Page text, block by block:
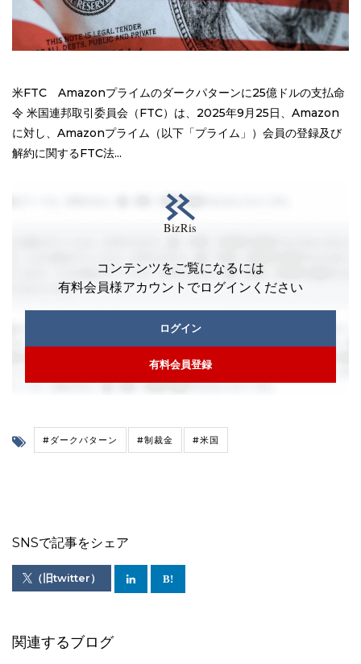
米FTC Amazonプライムのダークパターンに25億ドルの支払命
令 米国連邦取引委員会（FTC）は、2025年9月25日、Amazon
に対し、Amazonプライム（以下「プライム」）会員の登録及び
解約に関するFTC法...
コンテンツをご覧になるには
有料会員様アカウントでログインください
ログイン
有料会員登録
#ダークパターン #制裁金 #米国
SNSで記事をシェア
（旧twitter）
関連するブログ